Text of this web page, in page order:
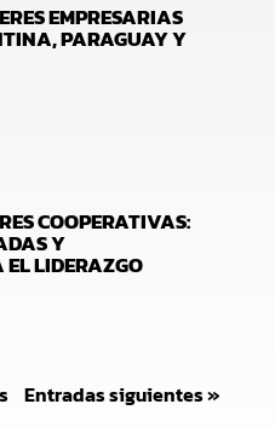
EMPRESARIAS
PARAGUAY Y
COOPERATIVAS:
Y
LIDERAZGO
Entradas siguientes »